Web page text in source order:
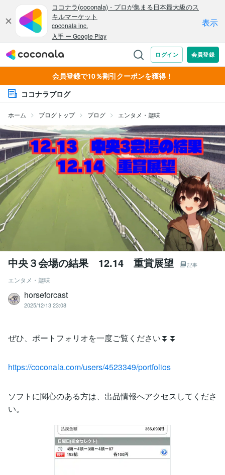
会員登録で10％割引クーポンを獲得！
ココナラブログ
ホーム ブログトップ ブログ エンタメ・趣味
中央３会場の結果 12.14 重賞展望 記事
エンタメ・趣味
horseforcast
2025/12/13 23:08
ぜひ、ポートフォリオを一度ご覧ください⏬⏬
https://coconala.com/users/4523349/portfolios
ソフトに関心のある方は、出品情報へアクセスしてくださ
い。